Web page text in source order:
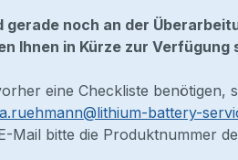
gerade noch an der
Ihnen in Kürze zur Verfügung
eine Checkliste benötigen,
battery-
Mail bitte die Produktnummer